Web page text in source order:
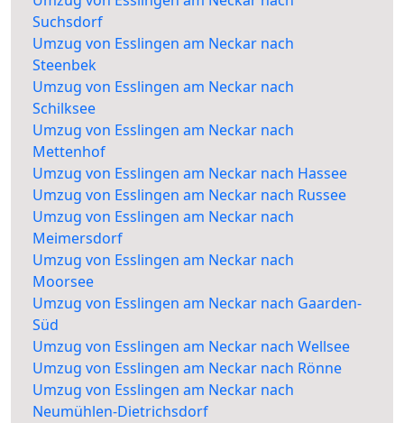
Suchsdorf
Umzug von Esslingen am Neckar nach
Steenbek
Umzug von Esslingen am Neckar nach
Schilksee
Umzug von Esslingen am Neckar nach
Mettenhof
Umzug von Esslingen am Neckar nach Hassee
Umzug von Esslingen am Neckar nach Russee
Umzug von Esslingen am Neckar nach
Meimersdorf
Umzug von Esslingen am Neckar nach
Moorsee
Umzug von Esslingen am Neckar nach Gaarden-
Süd
Umzug von Esslingen am Neckar nach Wellsee
Umzug von Esslingen am Neckar nach Rönne
Umzug von Esslingen am Neckar nach
Neumühlen-Dietrichsdorf